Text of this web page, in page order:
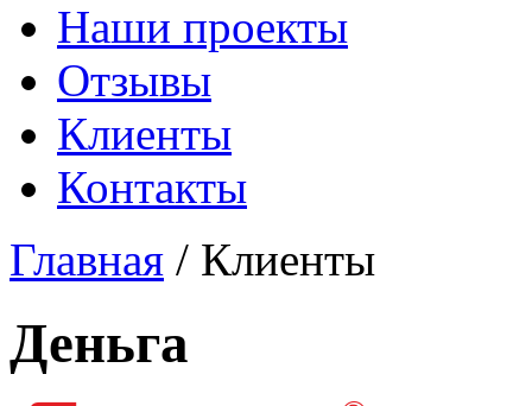
Наши проекты
Отзывы
Клиенты
Контакты
Главная / Клиенты
Деньга